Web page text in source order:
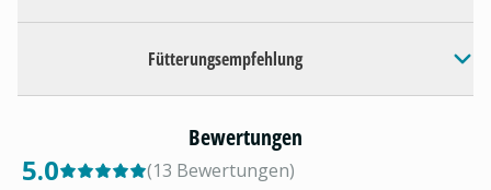
Fütterungsempfehlung
Bewertungen
5.0 (13 Bewertungen)